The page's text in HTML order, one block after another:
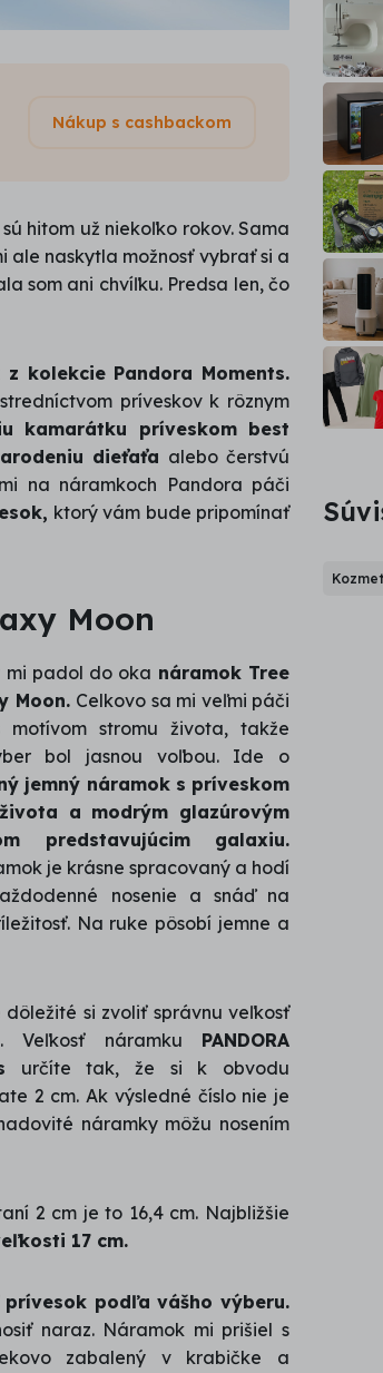
Nákup s cashbackom
hitom už niekoľko rokov. Sama
ale naskytla možnosť vybrať si a
som ani chvíľku. Predsa len, čo
kolekcie Pandora Moments.
príveskov k rôznym
kamarátku príveskom best
dieťaťa alebo čerstvú
na náramkoch Pandora páči
ktorý vám bude pripomínať
Moon
mi padol do oka náramok Tree
Moon. Celkovo sa mi veľmi páči
motívom stromu života, takže
bol jasnou voľbou. Ide o
jemný náramok s príveskom
a modrým glazúrovým
predstavujúcim galaxiu.
je krásne spracovaný a hodí
nosenie a snáď na
Na ruke pôsobí jemne a
si zvoliť správnu veľkosť
Veľkosť náramku PANDORA
určíte tak, že si k obvodu
2 cm. Ak výsledné číslo nie je
náramky môžu nosením
2 cm je to 16,4 cm. Najbližšie
17 cm.
prívesok podľa vášho výberu.
naraz. Náramok mi prišiel s
zabalený v krabičke a